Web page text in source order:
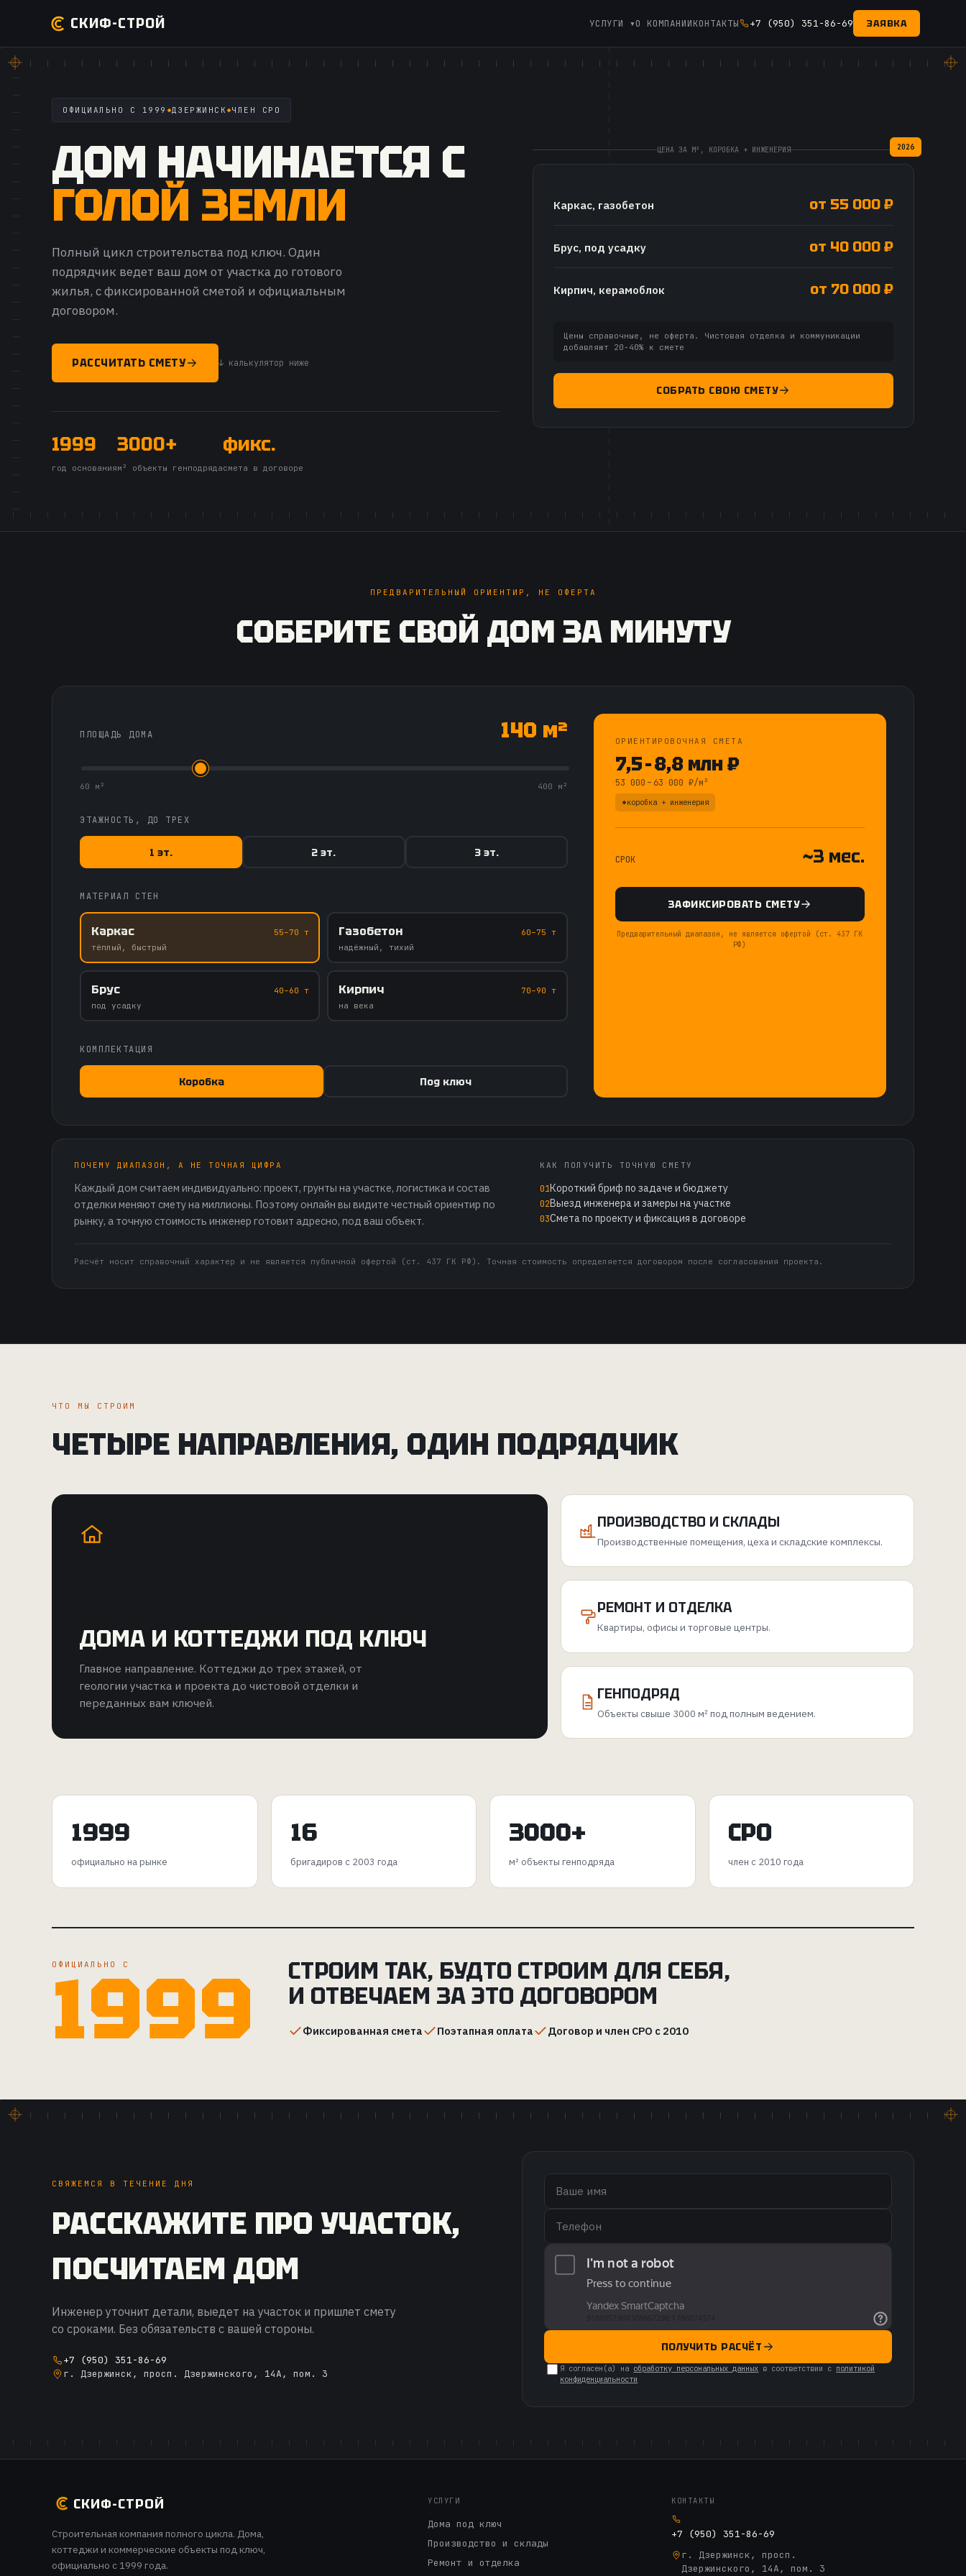
СКИФ-СТРОЙ УСЛУГИ ▾О КОМПАНИИКОНТАКТЫ +7 (950) 351-86-69 ЗАЯВКА
ОФИЦИАЛЬНО С 1999 ДЗЕРЖИНСК ЧЛЕН СРО
ДОМ НАЧИНАЕТСЯ С
ГОЛОЙ ЗЕМЛИ
Полный цикл строительства под ключ. Один
подрядчик ведет ваш дом от участка до готового
жилья, с фиксированной сметой и официальным
договором.
РАССЧИТАТЬ СМЕТУ ↓ калькулятор ниже
1999
год основания
3000+
м² объекты генподряда
фикс.
смета в договоре
ЦЕНА ЗА М², КОРОБКА + ИНЖЕНЕРИЯ
Каркас, газобетон от 55 000 ₽
Брус, под усадку от 40 000 ₽
Кирпич, керамоблок от 70 000 ₽
Цены справочные, не оферта. Чистовая отделка и коммуникации
добавляют 20-40% к смете
СОБРАТЬ СВОЮ СМЕТУ
2026
ПРЕДВАРИТЕЛЬНЫЙ ОРИЕНТИР, НЕ ОФЕРТА
СОБЕРИТЕ СВОЙ ДОМ ЗА МИНУТУ
ПЛОЩАДЬ ДОМА 140 м²
60 м² 400 м²
ЭТАЖНОСТЬ, ДО ТРЕХ
1 эт. 2 эт. 3 эт.
МАТЕРИАЛ СТЕН
Каркас
55–70 т
тёплый, быстрый
Газобетон
60–75 т
надёжный, тихий
Брус
40–60 т
под усадку
Кирпич
70–90 т
на века
КОМПЛЕКТАЦИЯ
Коробка Под ключ
ОРИЕНТИРОВОЧНАЯ СМЕТА
7,5 – 8,8 млн ₽
53 000 – 63 000 ₽/м²
коробка + инженерия
СРОК ~3 мес.
ЗАФИКСИРОВАТЬ СМЕТУ
Предварительный диапазон, не является офертой (ст. 437 ГК
РФ)
ПОЧЕМУ ДИАПАЗОН, А НЕ ТОЧНАЯ ЦИФРА
Каждый дом считаем индивидуально: проект, грунты на участке, логистика и состав
отделки меняют смету на миллионы. Поэтому онлайн вы видите честный ориентир по
рынку, а точную стоимость инженер готовит адресно, под ваш объект.
КАК ПОЛУЧИТЬ ТОЧНУЮ СМЕТУ
01Короткий бриф по задаче и бюджету
02Выезд инженера и замеры на участке
03Смета по проекту и фиксация в договоре
Расчёт носит справочный характер и не является публичной офертой (ст. 437 ГК РФ). Точная стоимость определяется договором после согласования проекта.
ЧТО МЫ СТРОИМ
ЧЕТЫРЕ НАПРАВЛЕНИЯ, ОДИН ПОДРЯДЧИК
ДОМА И КОТТЕДЖИ ПОД КЛЮЧ
Главное направление. Коттеджи до трех этажей, от
геологии участка и проекта до чистовой отделки и
переданных вам ключей.
ПРОИЗВОДСТВО И СКЛАДЫ
Производственные помещения, цеха и складские комплексы.
РЕМОНТ И ОТДЕЛКА
Квартиры, офисы и торговые центры.
ГЕНПОДРЯД
Объекты свыше 3000 м² под полным ведением.
1999
официально на рынке
16
бригадиров с 2003 года
3000+
м² объекты генподряда
СРО
член с 2010 года
ОФИЦИАЛЬНО С
1999
СТРОИМ ТАК, БУДТО СТРОИМ ДЛЯ СЕБЯ,
И ОТВЕЧАЕМ ЗА ЭТО ДОГОВОРОМ
Фиксированная смета Поэтапная оплата Договор и член СРО с 2010
СВЯЖЕМСЯ В ТЕЧЕНИЕ ДНЯ
РАССКАЖИТЕ ПРО УЧАСТОК,
ПОСЧИТАЕМ ДОМ
Инженер уточнит детали, выедет на участок и пришлет смету
со сроками. Без обязательств с вашей стороны.
+7 (950) 351-86-69
г. Дзержинск, просп. Дзержинского, 14А, пом. 3
ПОЛУЧИТЬ РАСЧЁТ
Я согласен(а) на обработку персональных данных в соответствии с политикой
конфиденциальности
СКИФ-СТРОЙ
Строительная компания полного цикла. Дома,
коттеджи и коммерческие объекты под ключ,
официально с 1999 года.
УСЛУГИ
Дома под ключ
Производство и склады
Ремонт и отделка
КОНТАКТЫ
+7 (950) 351-86-69
г. Дзержинск, просп.
Дзержинского, 14А, пом. 3